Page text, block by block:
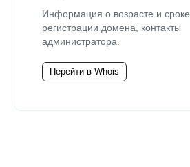
Информация о возрасте и сроке
регистрации домена, контакты
администратора.
Перейти в Whois